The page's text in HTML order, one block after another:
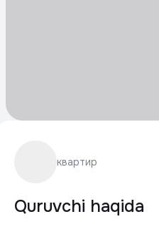
квартир
Quruvchi haqida